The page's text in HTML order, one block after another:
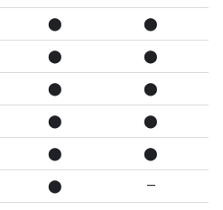
⬤ ⬤
⬤ ⬤
⬤ ⬤
⬤ ⬤
⬤ ⬤
⬤ —